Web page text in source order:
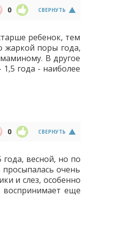
СВЕРНУТЬ
0
ребенок, тем
жаркой поры года,
В другое
года - наиболее
СВЕРНУТЬ
0
весной, но по
очень
и слез, особенно
воспринимает еще